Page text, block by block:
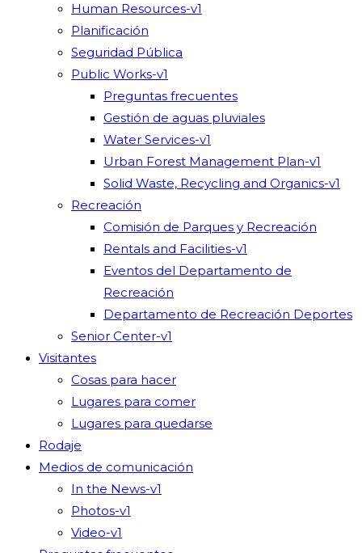
Human Resources-v1
Planificación
Seguridad Pública
Public Works-v1
Preguntas frecuentes
Gestión de aguas pluviales
Water Services-v1
Urban Forest Management Plan-v1
Solid Waste, Recycling and Organics-v1
Recreación
Comisión de Parques y Recreación
Rentals and Facilities-v1
Eventos del Departamento de
Recreación
Departamento de Recreación Deportes
Senior Center-v1
Visitantes
Cosas para hacer
Lugares para comer
Lugares para quedarse
Rodaje
Medios de comunicación
In the News-v1
Photos-v1
Video-v1